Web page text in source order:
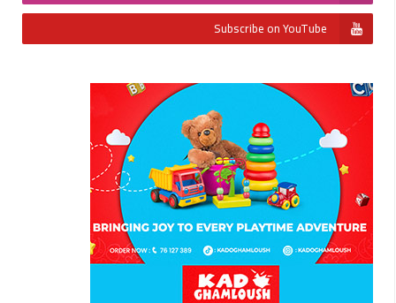
Subscribe on YouTube